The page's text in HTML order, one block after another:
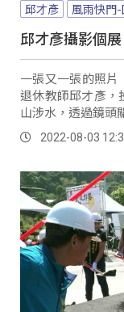
邱才彥
風雨快門
邱才彥攝影個
一張又一張的照
退休教師邱才彥，
山涉水，透過鏡頭
2022-08-03